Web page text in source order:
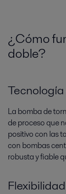
¿Cómo
doble?
La bomba de
de proceso que
positivo con las
con bombas
robusta y fiable